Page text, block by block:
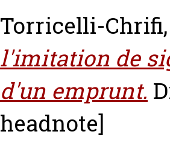
Torricelli-Chrifi,
l'imitation de
d'un emprunt.
headnote]